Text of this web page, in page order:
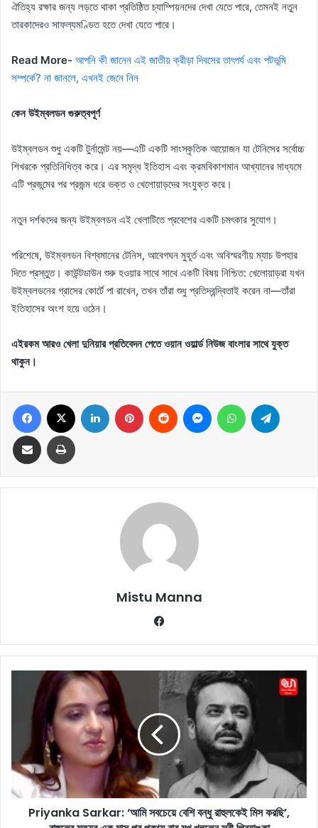
ঐতিহ্য রক্ষার জন্য লড়তে থাকা প্রতিষ্ঠিত চ্যাম্পিয়নদের দেখা যেতে পারে, তেমনই নতুন
তারকাদেরও সাফল্যমণ্ডিত হতে দেখা যেতে পারে।
Read More- আপনি কী জানেন এই জাতীয় ক্রীড়া দিবসের তাৎপর্য এবং পটভূমি
সম্পর্কে? না জানলে, এখনই জেনে নিন
কেন উইম্বলডন গুরুত্বপূর্ণ
উইম্বলডন শুধু একটি টুর্নামেন্ট নয়—এটি একটি সাংস্কৃতিক আয়োজন যা টেনিসের সর্বোচ্চ
শিখরকে প্রতিনিধিত্ব করে। এর সমৃদ্ধ ইতিহাস এবং ক্রমবিকাশমান আখ্যানের মাধ্যমে
এটি প্রজন্মের পর প্রজন্ম ধরে ভক্ত ও খেলোয়াড়দের সংযুক্ত করে।
নতুন দর্শকদের জন্য উইম্বলডন এই খেলাটিতে প্রবেশের একটি চমৎকার সুযোগ।
পরিশেষে, উইম্বলডন বিশ্বমানের টেনিস, আবেগঘন মুহূর্ত এবং অবিস্মরণীয় ম্যাচ উপহার
দিতে প্রস্তুত। কাউন্টডাউন শুরু হওয়ার সাথে সাথে একটি বিষয় নিশ্চিত: খেলোয়াড়রা যখন
উইম্বলডনের গ্রাসের কোর্টে পা রাখেন, তখন তাঁরা শুধু প্রতিদ্বন্দ্বিতাই করেন না—তাঁরা
ইতিহাসের অংশ হয়ে ওঠেন।
এইরকম আরও খেলা দুনিয়ার প্রতিবেদন পেতে ওয়ান ওয়ার্ল্ড নিউজ বাংলার সাথে যুক্ত
থাকুন।
Mistu Manna
bo
ok
k
S
Priyanka Sarkar: ‘আমি সবচেয়ে বেশি বন্ধু রাহুলকেই মিস করছি’,